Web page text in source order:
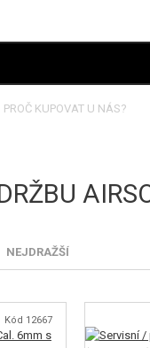
PROČ KUPOVAT U NÁS?
NEJDRAŽŠÍ
Kód 12667